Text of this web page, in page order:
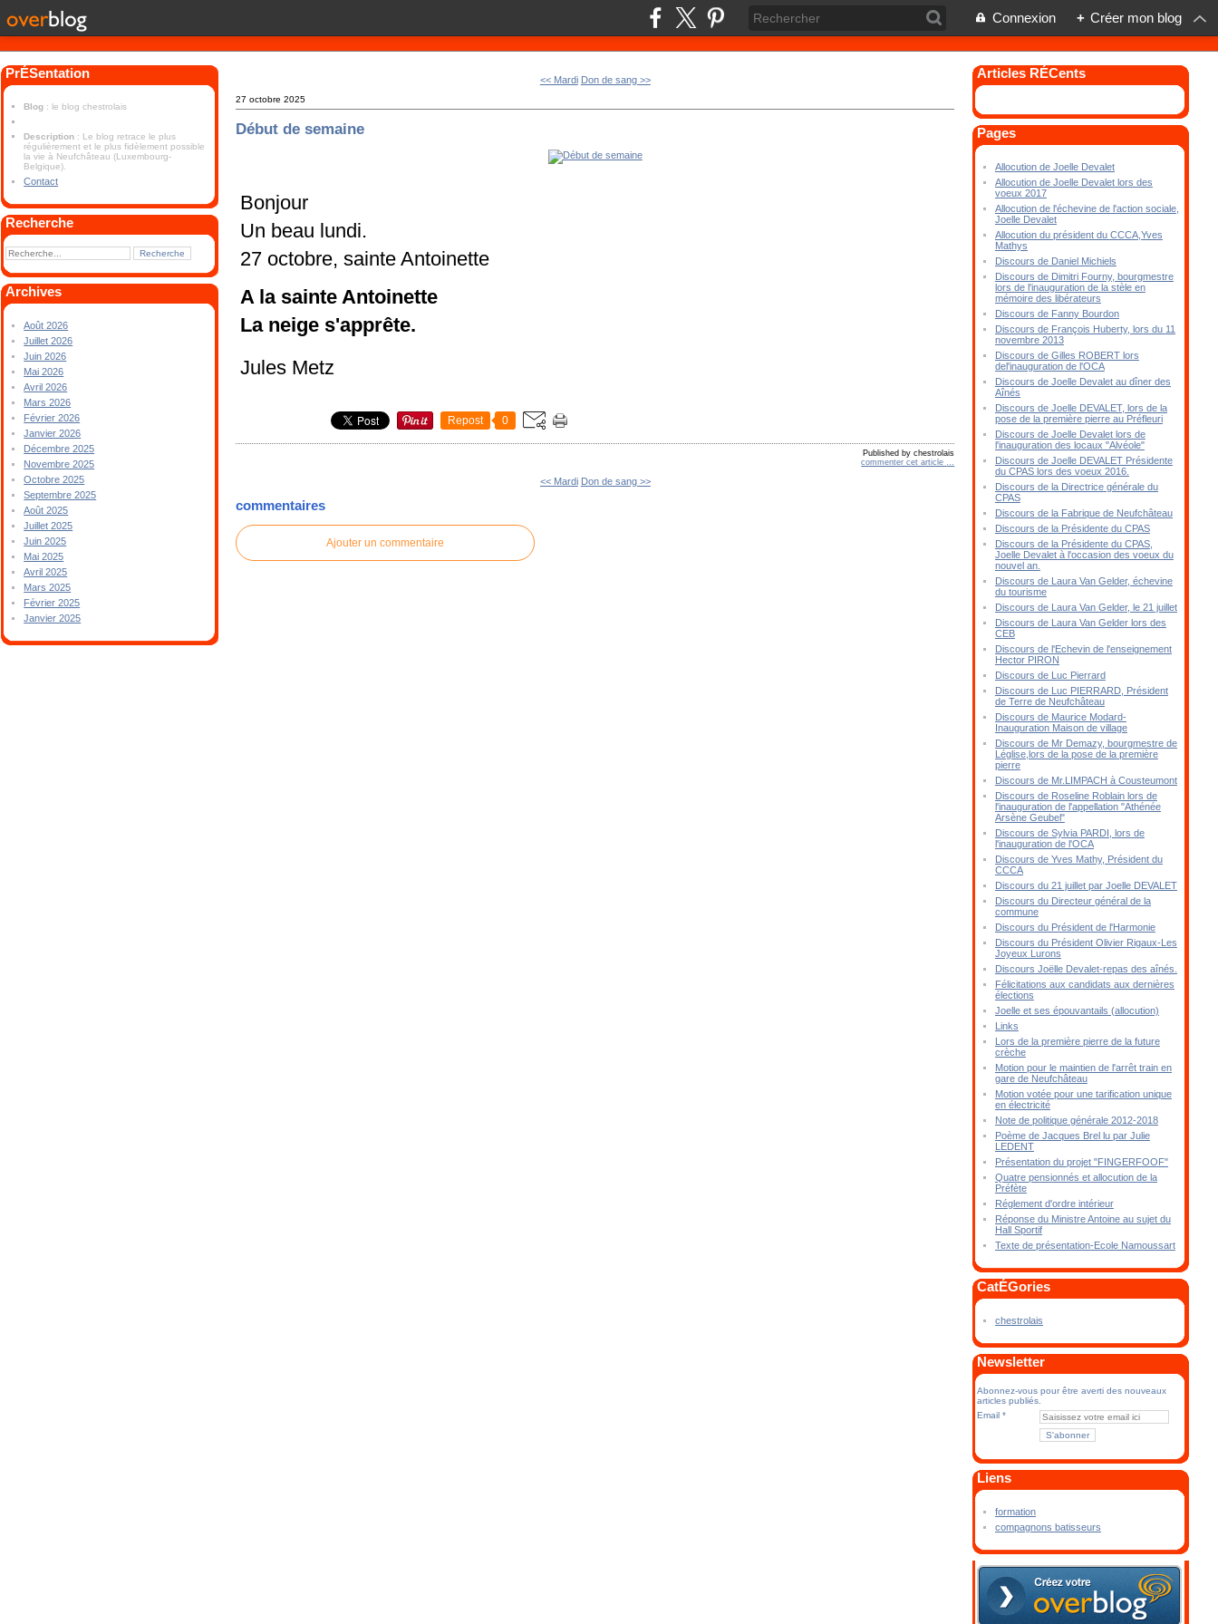
Connexion + Créer mon blog
PrÉSentation
Blog : le blog chestrolais
Description : Le blog retrace le plus
régulièrement et le plus fidèlement possible
la vie à Neufchâteau (Luxembourg-
Belgique).
Contact
Recherche
Archives
Août 2026
Juillet 2026
Juin 2026
Mai 2026
Avril 2026
Mars 2026
Février 2026
Janvier 2026
Décembre 2025
Novembre 2025
Octobre 2025
Septembre 2025
Août 2025
Juillet 2025
Juin 2025
Mai 2025
Avril 2025
Mars 2025
Février 2025
Janvier 2025
<< Mardi Don de sang >>
27 octobre 2025
Début de semaine
Bonjour
Un beau lundi.
27 octobre, sainte Antoinette
A la sainte Antoinette
La neige s'apprête.
Jules Metz
Repost 0
Published by chestrolais
commenter cet article
<< Mardi Don de sang >>
commentaires
Ajouter un commentaire
Articles RÉCents
Pages
Allocution de Joelle Devalet
Allocution de Joelle Devalet lors des
voeux 2017
Allocution de l'échevine de l'action sociale,
Joelle Devalet
Allocution du président du CCCA,Yves
Mathys
Discours de Daniel Michiels
Discours de Dimitri Fourny, bourgmestre
lors de l'inauguration de la stèle en
mémoire des libérateurs
Discours de Fanny Bourdon
Discours de François Huberty, lors du 11
novembre 2013
Discours de Gilles ROBERT lors
del'inauguration de l'OCA
Discours de Joelle Devalet au dîner des
Aînés
Discours de Joelle DEVALET, lors de la
pose de la première pierre au Préfleuri
Discours de Joelle Devalet lors de
l'inauguration des locaux "Alvéole"
Discours de Joelle DEVALET Présidente
du CPAS lors des voeux 2016.
Discours de la Directrice générale du
CPAS
Discours de la Fabrique de Neufchâteau
Discours de la Présidente du CPAS
Discours de la Présidente du CPAS,
Joelle Devalet à l'occasion des voeux du
nouvel an.
Discours de Laura Van Gelder, échevine
du tourisme
Discours de Laura Van Gelder, le 21 juillet
Discours de Laura Van Gelder lors des
CEB
Discours de l'Echevin de l'enseignement
Hector PIRON
Discours de Luc Pierrard
Discours de Luc PIERRARD, Président
de Terre de Neufchâteau
Discours de Maurice Modard-
Inauguration Maison de village
Discours de Mr Demazy, bourgmestre de
Léglise,lors de la pose de la première
pierre
Discours de Mr.LIMPACH à Cousteumont
Discours de Roseline Roblain lors de
l'inauguration de l'appellation "Athénée
Arsène Geubel"
Discours de Sylvia PARDI, lors de
l'inauguration de l'OCA
Discours de Yves Mathy, Président du
CCCA
Discours du 21 juillet par Joelle DEVALET
Discours du Directeur général de la
commune
Discours du Président de l'Harmonie
Discours du Président Olivier Rigaux-Les
Joyeux Lurons
Discours Joëlle Devalet-repas des aînés.
Félicitations aux candidats aux dernières
élections
Joelle et ses épouvantails (allocution)
Links
Lors de la première pierre de la future
crèche
Motion pour le maintien de l'arrêt train en
gare de Neufchâteau
Motion votée pour une tarification unique
en électricité
Note de politique générale 2012-2018
Poème de Jacques Brel lu par Julie
LEDENT
Présentation du projet "FINGERFOOF"
Quatre pensionnés et allocution de la
Préfète
Réglement d'ordre intérieur
Réponse du Ministre Antoine au sujet du
Hall Sportif
Texte de présentation-Ecole Namoussart
CatÉGories
chestrolais
Newsletter
Abonnez-vous pour être averti des nouveaux
articles publiés.
Email
Liens
formation
compagnons batisseurs